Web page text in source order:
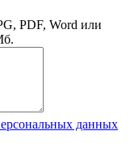
PDF, Word или
данных